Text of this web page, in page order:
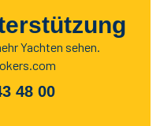
Yachten sehen.
48 00